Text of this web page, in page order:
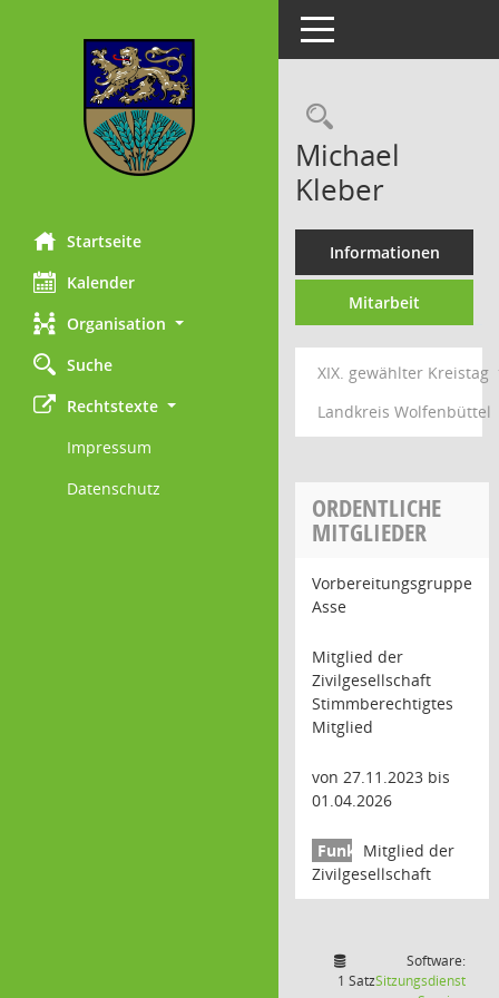
Startseite
Kalender
Organisation
Suche
Rechtstexte
Impressum
Datenschutz
Toggle navigation
Michael
Kleber
Informationen
Mitarbeit
XIX. gewählter Kreistag
Landkreis Wolfenbüttel
ORDENTLICHE
MITGLIEDER
Vorbereitungsgruppe
Asse
Mitglied der
Zivilgesellschaft
Stimmberechtigtes
Mitglied
von 27.11.2023 bis
01.04.2026
Mitglied der
Zivilgesellschaft
1 Satz
Software:
Sitzungsdienst